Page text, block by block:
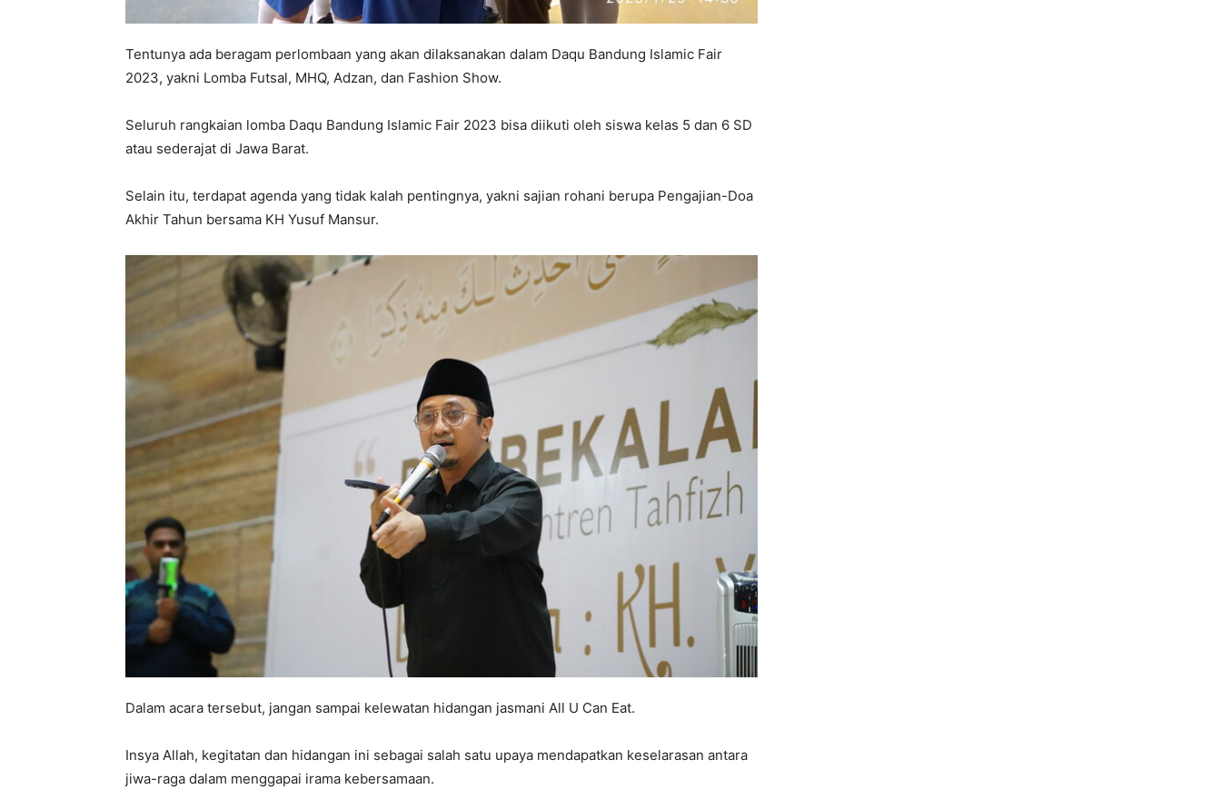
Tentunya ada beragam perlombaan yang akan dilaksanakan dalam Daqu Bandung Islamic Fair
2023, yakni Lomba Futsal, MHQ, Adzan, dan Fashion Show.
Seluruh rangkaian lomba Daqu Bandung Islamic Fair 2023 bisa diikuti oleh siswa kelas 5 dan 6 SD
atau sederajat di Jawa Barat.
Selain itu, terdapat agenda yang tidak kalah pentingnya, yakni sajian rohani berupa Pengajian-Doa
Akhir Tahun bersama KH Yusuf Mansur.
Dalam acara tersebut, jangan sampai kelewatan hidangan jasmani All U Can Eat.
Insya Allah, kegitatan dan hidangan ini sebagai salah satu upaya mendapatkan keselarasan antara
jiwa-raga dalam menggapai irama kebersamaan.